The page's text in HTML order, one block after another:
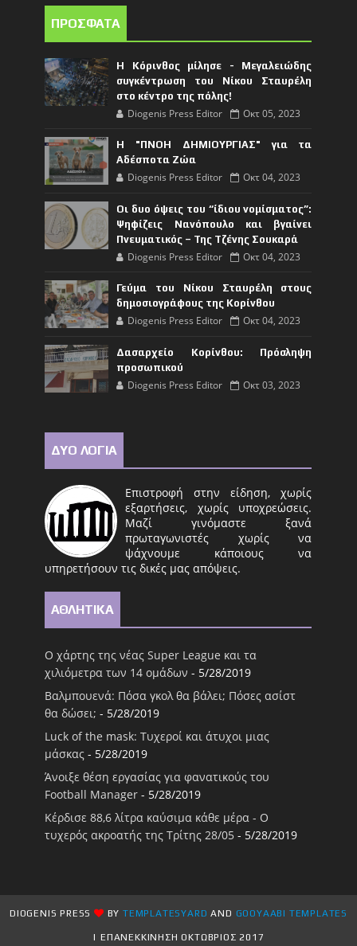
ΠΡΟΣΦΑΤΑ
Η Κόρινθος μίλησε - Μεγαλειώδης
συγκέντρωση του Νίκου Σταυρέλη
στο κέντρο της πόλης!
Diogenis Press Editor Οκτ 05, 2023
Η "ΠΝΟΗ ΔΗΜΙΟΥΡΓΙΑΣ" για τα
Αδέσποτα Ζώα
Diogenis Press Editor Οκτ 04, 2023
Οι δυο όψεις του “ίδιου νομίσματος”:
Ψηφίζεις Νανόπουλο και βγαίνει
Πνευματικός – Της Τζένης Σουκαρά
Diogenis Press Editor Οκτ 04, 2023
Γεύμα του Νίκου Σταυρέλη στους
δημοσιογράφους της Κορίνθου
Diogenis Press Editor Οκτ 04, 2023
Δασαρχείο Κορίνθου: Πρόσληψη
προσωπικού
Diogenis Press Editor Οκτ 03, 2023
ΔΥΟ ΛΟΓΙΑ
Επιστροφή στην είδηση, χωρίς
εξαρτήσεις, χωρίς υποχρεώσεις.
Μαζί γινόμαστε ξανά
πρωταγωνιστές χωρίς να
ψάχνουμε κάποιους να
υπηρετήσουν τις δικές μας απόψεις.
ΑΘΛΗΤΙΚΑ
Ο χάρτης της νέας Super League και τα
χιλιόμετρα των 14 ομάδων - 5/28/2019
Βαλμπουενά: Πόσα γκολ θα βάλει; Πόσες ασίστ
θα δώσει; - 5/28/2019
Luck of the mask: Τυχεροί και άτυχοι μιας
μάσκας - 5/28/2019
Άνοιξε θέση εργασίας για φανατικούς του
Football Μanager - 5/28/2019
Κέρδισε 88,6 λίτρα καύσιμα κάθε μέρα - Ο
τυχερός ακροατής της Τρίτης 28/05 - 5/28/2019
DIOGENIS PRESS BYTEMPLATESYARD AND GOOYAABI TEMPLATES
| ΕΠΑΝΕΚΚΙΝΗΣΗ ΟΚΤΩΒΡΙΟΣ 2017